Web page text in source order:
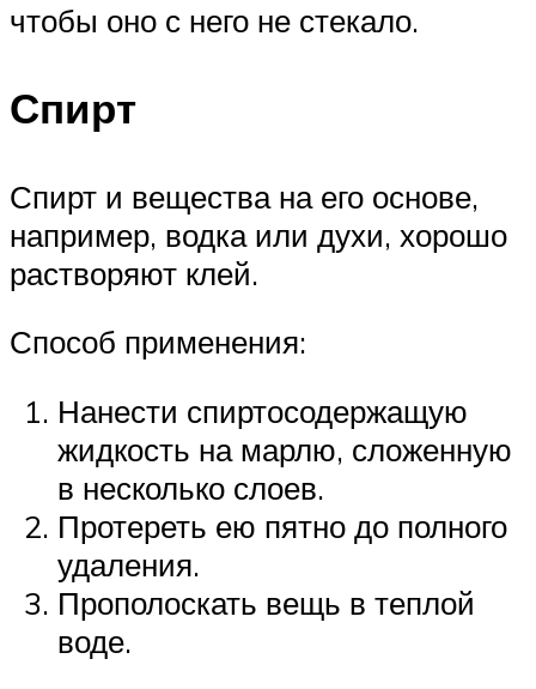
чтобы оно с него не стекало.
Спирт
Спирт и вещества на его основе,
например, водка или духи, хорошо
растворяют клей.
Способ применения:
Нанести спиртосодержащую
жидкость на марлю, сложенную
в несколько слоев.
Протереть ею пятно до полного
удаления.
Прополоскать вещь в теплой
воде.